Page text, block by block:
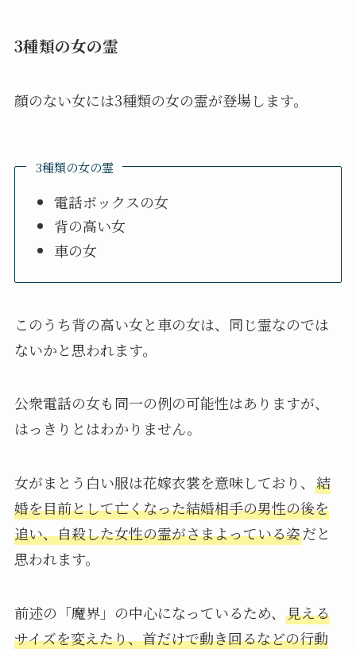
3種類の女の霊
顔のない女には3種類の女の霊が登場します。
3種類の女の霊
電話ボックスの女
背の高い女
車の女
このうち背の高い女と車の女は、同じ霊なのでは
ないかと思われます。
公衆電話の女も同一の例の可能性はありますが、
はっきりとはわかりません。
女がまとう白い服は花嫁衣裳を意味しており、 結
婚を目前として亡くなった結婚相手の男性の後を
追い、自殺した女性の霊がさまよっている姿だと
思われます。
前述の「魔界」の中心になっているため、 見える
サイズを変えたり、首だけで動き回るなどの行動